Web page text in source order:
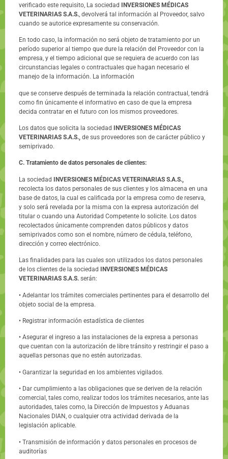
verificado este requisito, La sociedad
INVERSIONES MÉDICAS
VETERINARIAS S.A.S., devolverá tal información al Proveedor, salvo
cuando se autorice expresamente su conservación.
En todo caso, la información no será objeto de tratamiento por un
período superior al tiempo que dure la relación del Proveedor con la
empresa, y el tiempo adicional que se requiera de acuerdo con las
circunstancias legales o contractuales que hagan necesario el
manejo de la información. La información
que se conserve después de terminada la relación contractual, tendrá
como fin únicamente el informativo en caso de que la empresa
decida contratar en el futuro con los mismos proveedores.
Los datos que solicita la sociedad
INVERSIONES MÉDICAS
VETERINARIAS S.A.S., de sus proveedores son de carácter público y
semiprivado.
C. Tratamiento de datos personales de clientes:
La sociedad INVERSIONES MÉDICAS VETERINARIAS S.A.S.,
recolecta los datos personales de sus clientes y los almacena en una
base de datos, la cual es calificada por la empresa como de reserva,
y solo será revelada por la misma con la expresa autorización del
titular o cuando una Autoridad Competente Io solicite. Los datos
recolectados únicamente comprenden datos públicos y datos
semiprivados como son el nombre, número de cédula, teléfono,
dirección y correo electrónico.
Las finalidades para las cuales son utilizados los datos personales
de los clientes de la sociedad
INVERSIONES MÉDICAS
VETERINARIAS S.A.S. serán:
• Adelantar los trámites comerciales pertinentes para el desarrollo del
objeto social de la empresa.
• Registrar información estadística de clientes
• Asegurar el ingreso a las instalaciones de la expresa a personas
que cuentan con la autorización de libre tránsito y restringir el paso a
aquellas personas que no estén autorizadas.
• Garantizar la seguridad en los ambientes vigilados.
• Dar cumplimiento a las obligaciones que se deriven de la relación
comercial, tales como, realizar todos los trámites necesarios, ante las
autoridades, tales como, la Dirección de Impuestos y Aduanas
Nacionales DIAN, o cualquier otra actividad derivada de la
legislación aplicable.
• Transmisión de información y datos personales en procesos de
auditorías